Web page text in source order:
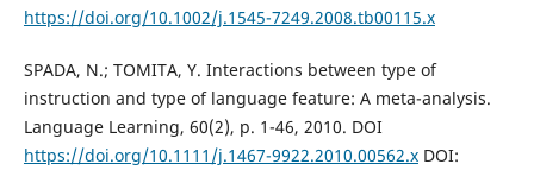
https://doi.org/10.1002/j.1545-7249.2008.tb00115.x
SPADA, N.; TOMITA, Y. Interactions between type of
instruction and type of language feature: A meta-analysis.
Language Learning, 60(2), p. 1-46, 2010. DOI
https://doi.org/10.1111/j.1467-9922.2010.00562.xDOI: